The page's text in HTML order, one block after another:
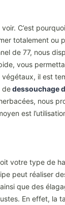
C’est
totalement ou
de 77, nous
vous
il est
dedessouchage
nous
est
votre type de
peut réaliser
que des
En effet, la